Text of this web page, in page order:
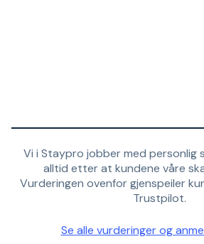
Vi i Staypro jobber med personlig
alltid etter at kundene våre
Vurderingen ovenfor gjenspeiler
Trustpilot.
Se alle vurderinger og